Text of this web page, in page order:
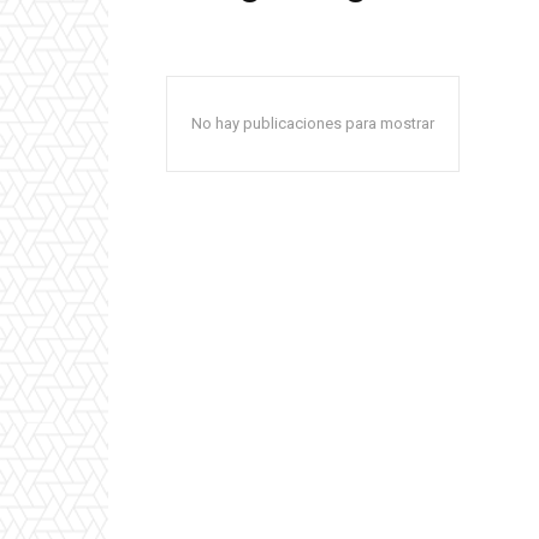
No hay publicaciones para mostrar